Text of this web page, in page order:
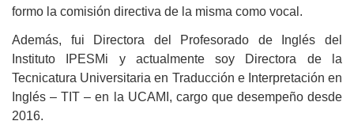
formo la comisión directiva de la misma como vocal.
Además, fui Directora del Profesorado de Inglés del
Instituto IPESMi y actualmente soy Directora de la
Tecnicatura Universitaria en Traducción e Interpretación en
Inglés – TIT – en la UCAMI, cargo que desempeño desde
2016.